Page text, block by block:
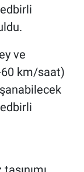
ve
60 km/saat)